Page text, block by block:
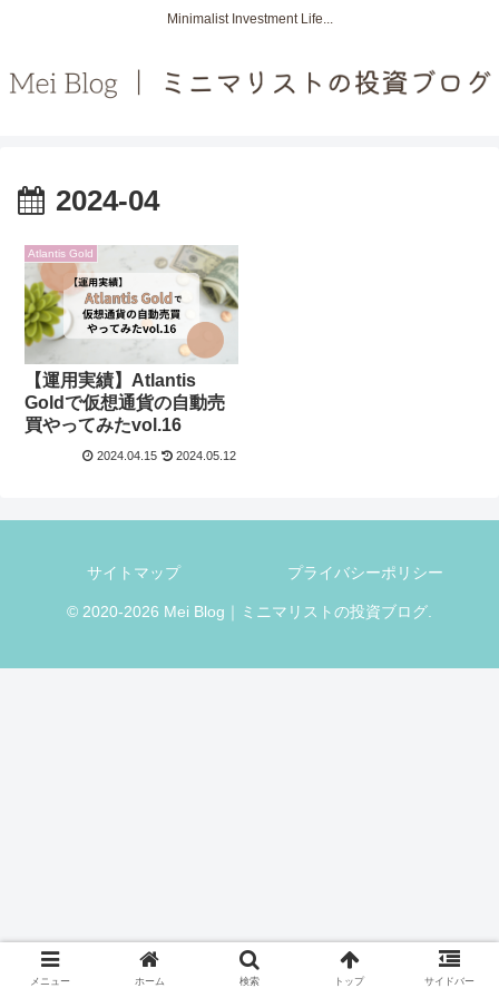
Minimalist Investment Life...
2024-04
Atlantis Gold
【運用実績】Atlantis
Goldで仮想通貨の自動売
買やってみたvol.16
2024.04.15 2024.05.12
サイトマップ プライバシーポリシー
© 2020-2026 Mei Blog｜ミニマリストの投資ブログ.
メニュー ホーム 検索 トップ サイドバー